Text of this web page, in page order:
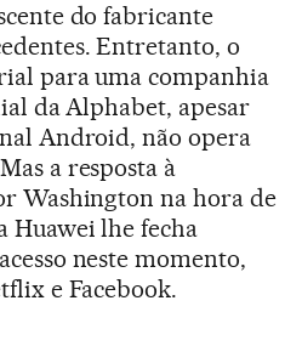
do fabricante
Entretanto, o
para uma companhia
da Alphabet, apesar
Android, não opera
a resposta à
Washington na hora de
Huawei lhe fecha
neste momento,
e Facebook.